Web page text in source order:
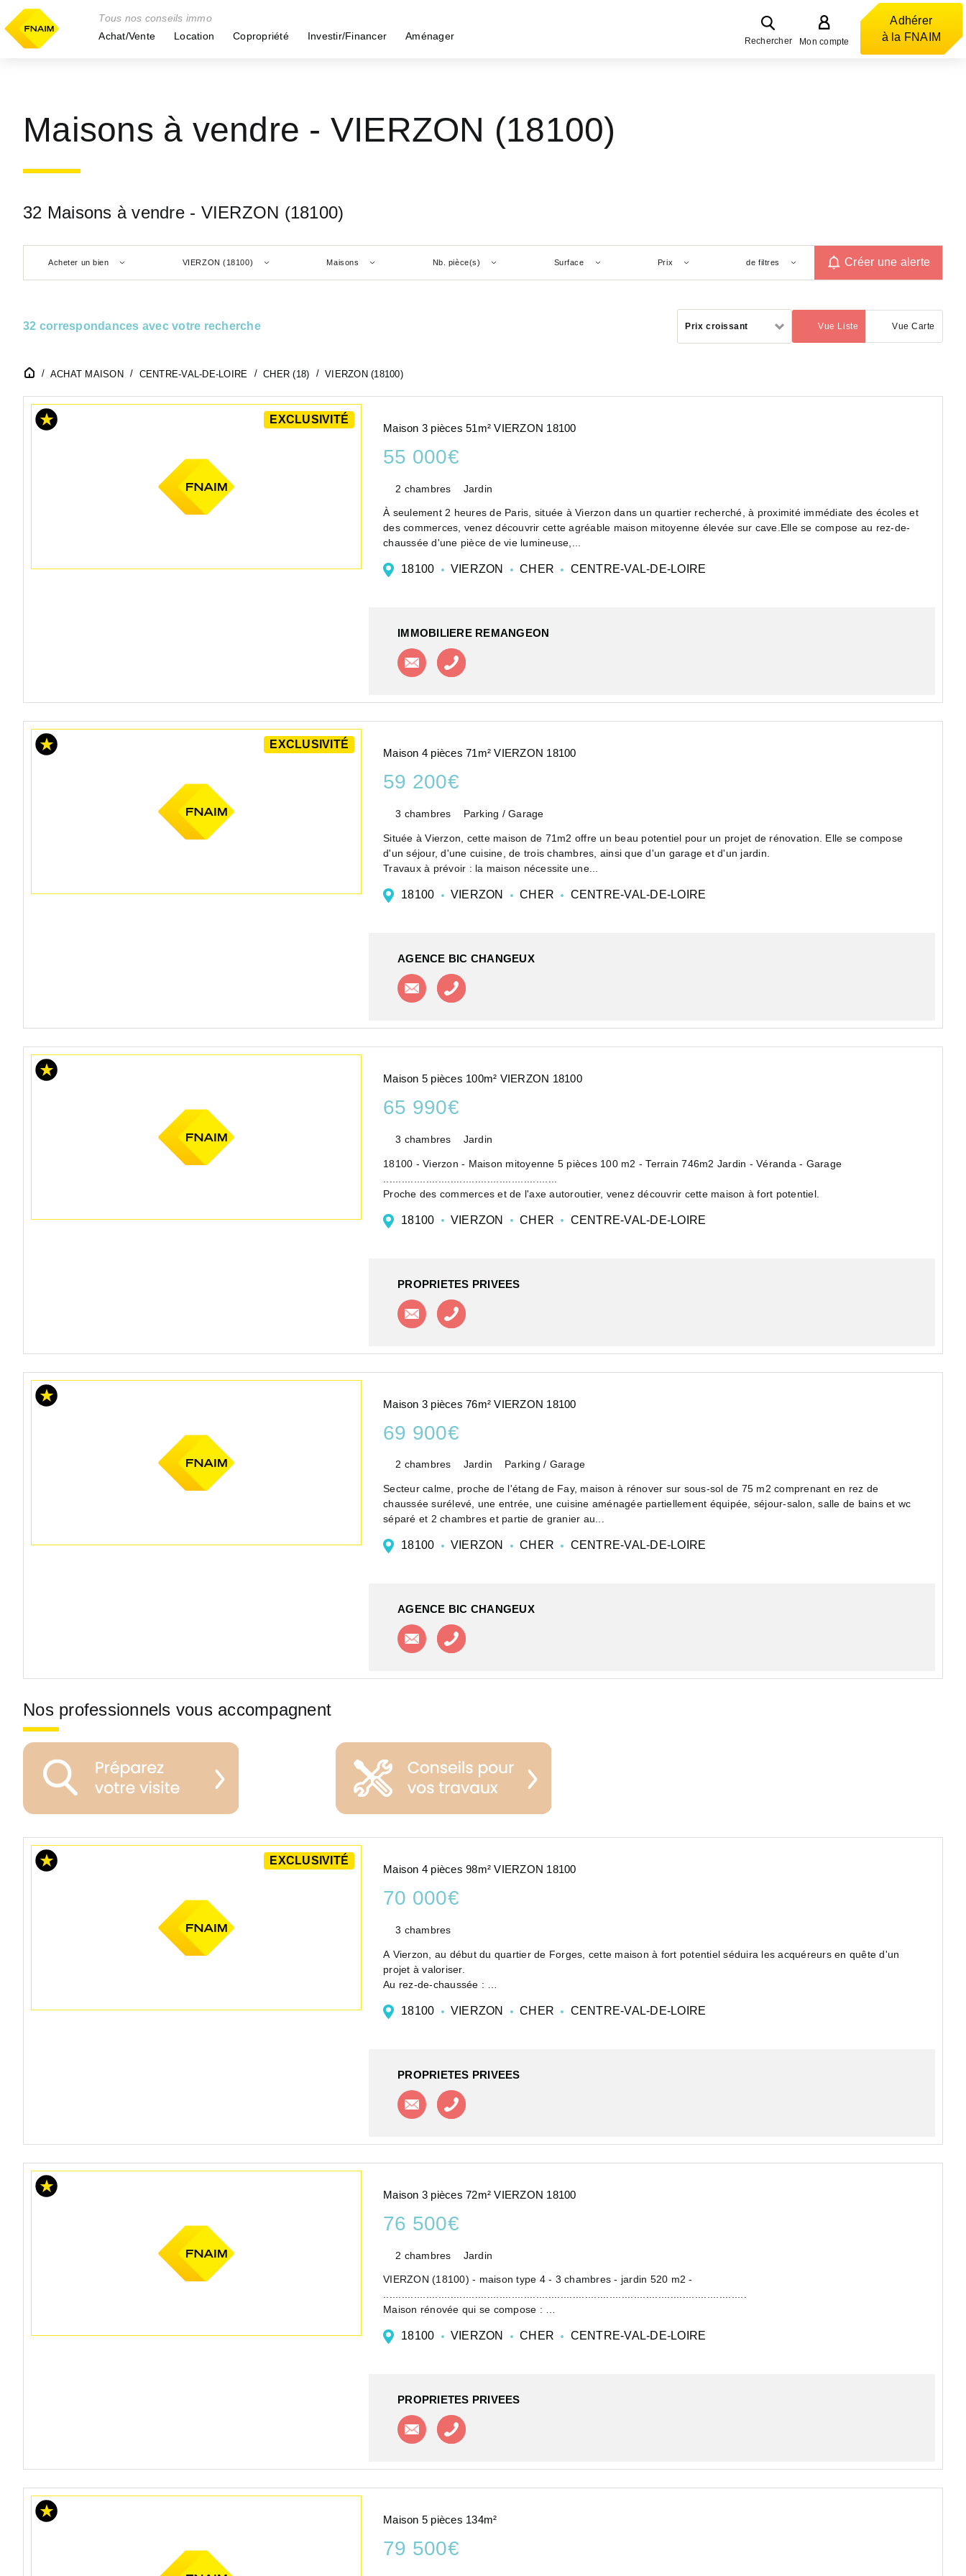
Tous nos conseils immo
Achat/Vente
Location Copropriété Investir/Financer Aménager Rechercher Mon compte
Adhérer
à la FNAIM
Maisons à vendre - VIERZON (18100)
32 Maisons à vendre - VIERZON (18100)
Acheter un bien VIERZON (18100) Maisons Nb. pièce(s) Surface Prix de filtres Créer une alerte
32 correspondances avec votre recherche Prix croissant Vue Liste
(activé) Vue Carte
ACHAT MAISON CENTRE-VAL-DE-LOIRE CHER (18) VIERZON (18100)
EXCLUSIVITÉ
Maison 3 pièces 51m² VIERZON 18100
55 000€
2 chambres Jardin
À seulement 2 heures de Paris, située à Vierzon dans un quartier recherché, à proximité immédiate des écoles et
des commerces, venez découvrir cette agréable maison mitoyenne élevée sur cave.Elle se compose au rez-de-
chaussée d'une pièce de vie lumineuse,...
18100 VIERZON CHER CENTRE-VAL-DE-LOIRE
IMMOBILIERE REMANGEON
Contacter l'agence
EXCLUSIVITÉ
Maison 4 pièces 71m² VIERZON 18100
59 200€
3 chambres Parking / Garage
Située à Vierzon, cette maison de 71m2 offre un beau potentiel pour un projet de rénovation. Elle se compose
d'un séjour, d'une cuisine, de trois chambres, ainsi que d'un garage et d'un jardin.
Travaux à prévoir : la maison nécessite une...
18100 VIERZON CHER CENTRE-VAL-DE-LOIRE
AGENCE BIC CHANGEUX
Contacter l'agence
Maison 5 pièces 100m² VIERZON 18100
65 990€
3 chambres Jardin
18100 - Vierzon - Maison mitoyenne 5 pièces 100 m2 - Terrain 746m2 Jardin - Véranda - Garage
Proche des commerces et de l'axe autoroutier, venez découvrir cette maison à fort potentiel.
18100 VIERZON CHER CENTRE-VAL-DE-LOIRE
PROPRIETES PRIVEES
Contacter l'agence
Maison 3 pièces 76m² VIERZON 18100
69 900€
2 chambres Jardin Parking / Garage
Secteur calme, proche de l'étang de Fay, maison à rénover sur sous-sol de 75 m2 comprenant en rez de
chaussée surélevé, une entrée, une cuisine aménagée partiellement équipée, séjour-salon, salle de bains et wc
séparé et 2 chambres et partie de granier au...
18100 VIERZON CHER CENTRE-VAL-DE-LOIRE
AGENCE BIC CHANGEUX
Contacter l'agence
Nos professionnels vous accompagnent
EXCLUSIVITÉ
Maison 4 pièces 98m² VIERZON 18100
70 000€
3 chambres
A Vierzon, au début du quartier de Forges, cette maison à fort potentiel séduira les acquéreurs en quête d'un
projet à valoriser.
Au rez-de-chaussée :
Deux chambres, l'une avec placard, l'autre avec ...
18100 VIERZON CHER CENTRE-VAL-DE-LOIRE
PROPRIETES PRIVEES
Contacter l'agence
Maison 3 pièces 72m² VIERZON 18100
76 500€
2 chambres Jardin
VIERZON (18100) - maison type 4 - 3 chambres - jardin 520 m2 -
.......................................................................................................................
Maison rénovée qui se compose :
18100 VIERZON CHER CENTRE-VAL-DE-LOIRE
PROPRIETES PRIVEES
Contacter l'agence
Maison 5 pièces 134m²
79 500€